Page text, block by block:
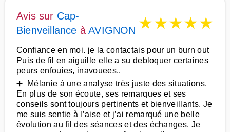
Avis sur Cap-
Bienveillance àAVIGNON ★★★★★
Confiance en moi. je la contactais pour un burn out
Puis de fil en aiguille elle a su debloquer certaines
peurs enfouies, inavouees..
➕ Mélanie à une analyse très juste des situations.
En plus de son écoute, ses remarques et ses
conseils sont toujours pertinents et bienveillants. Je
me suis sentie à l’aise et j’ai remarqué une belle
évolution au fil des séances et des échanges. Je